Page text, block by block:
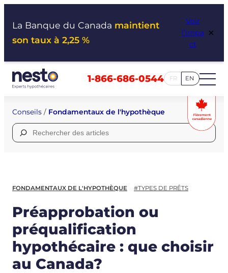
La Banque du Canada maintient
son taux à 2,25 %
Voir
l’impa
ct
×
1-866-686-0544 FR EN
Conseils / Fondamentaux de l'hypothèque
Rechercher :
FONDAMENTAUX DE L'HYPOTHÈQUE #TYPES DE PRÊTS
Préapprobation ou
préqualification
hypothécaire : que choisir
au Canada?